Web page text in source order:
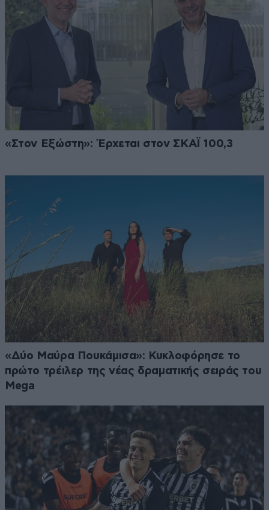
«Στον Εξώστη»: Έρχεται στον ΣΚΑΪ 100,3
«Δύο Μαύρα Πουκάμισα»: Κυκλοφόρησε το
πρώτο τρέιλερ της νέας δραματικής σειράς του
Mega